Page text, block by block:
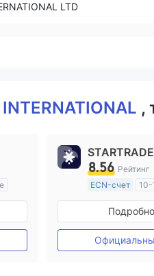
LTD
,
8.56 Рейтинг
ECN-счет
10-
Маркет-
Основной